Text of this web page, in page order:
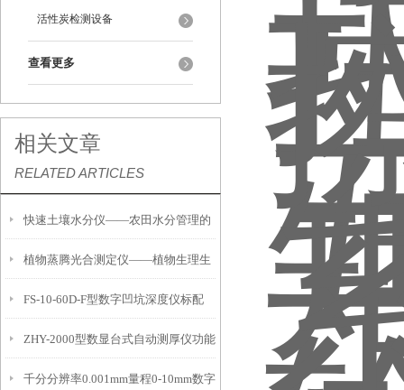
活性炭检测设备
查看更多
相关文章
RELATED ARTICLES
快速土壤水分仪——农田水分管理的
便携式检测工具
植物蒸腾光合测定仪——植物生理生
态的实时监测设备
FS-10-60D-F型数字凹坑深度仪标配
IP54级表头分辨率0.01mm量程
10mm！
ZHY-2000型数显台式自动测厚仪功能
特点
千分分辨率0.001mm量程0-10mm数字